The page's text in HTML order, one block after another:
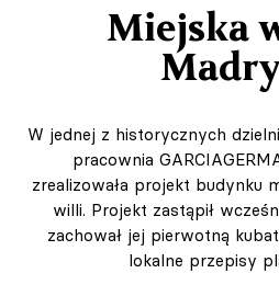
Miejska
W jednej z historycznych
pracownia
zrealizowała projekt budynku
willi. Projekt zastąpił
zachował jej pierwotną
lokalne przepisy